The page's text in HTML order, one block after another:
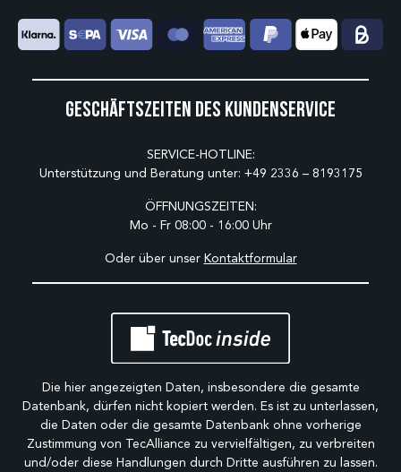
Geschäftszeiten des Kundenservice
SERVICE-HOTLINE:
Unterstützung und Beratung unter: +49 2336 – 8193175
ÖFFNUNGSZEITEN:
Mo - Fr 08:00 - 16:00 Uhr
Oder über unser Kontaktformular
Die hier angezeigten Daten, insbesondere die gesamte
Datenbank, dürfen nicht kopiert werden. Es ist zu unterlassen,
die Daten oder die gesamte Datenbank ohne vorherige
Zustimmung von TecAlliance zu vervielfältigen, zu verbreiten
und/oder diese Handlungen durch Dritte ausführen zu lassen.